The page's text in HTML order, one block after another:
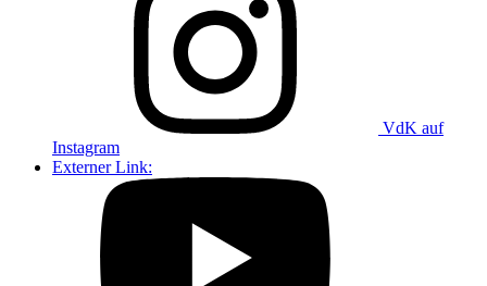
VdK auf
Instagram
Externer Link: